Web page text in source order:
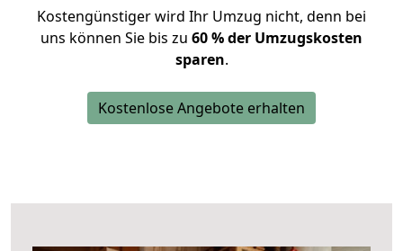
Kostengünstiger wird Ihr Umzug nicht, denn bei
uns können Sie bis zu 60 % der Umzugskosten
sparen.
Kostenlose Angebote erhalten